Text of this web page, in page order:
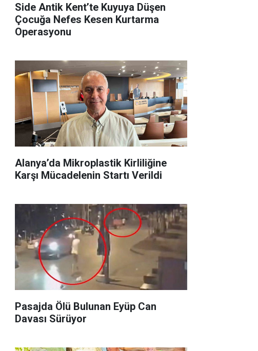
Side Antik Kent’te Kuyuya Düşen
Çocuğa Nefes Kesen Kurtarma
Operasyonu
Alanya’da Mikroplastik Kirliliğine
Karşı Mücadelenin Startı Verildi
Pasajda Ölü Bulunan Eyüp Can
Davası Sürüyor